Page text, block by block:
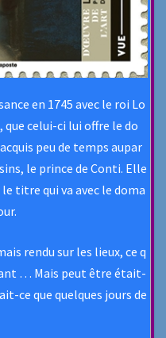
en 1745 avec le roi Lo
que celui-ci lui offre le do
peu de temps aupar
le prince de Conti. Elle
le titre qui va avec le doma
rendu sur les lieux, ce q
… Mais peut être était-
ce que quelques jours de